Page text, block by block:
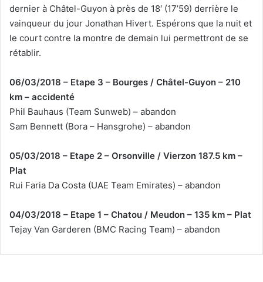
dernier à Châtel-Guyon à près de 18′ (17’59) derrière le
vainqueur du jour Jonathan Hivert. Espérons que la nuit et
le court contre la montre de demain lui permettront de se
rétablir.
06/03/2018 – Etape 3 – Bourges / Châtel-Guyon – 210
km – accidenté
Phil Bauhaus (Team Sunweb) – abandon
Sam Bennett (Bora – Hansgrohe) – abandon
05/03/2018 – Etape 2 – Orsonville / Vierzon 187.5 km –
Plat
Rui Faria Da Costa (UAE Team Emirates) – abandon
04/03/2018 – Etape 1 – Chatou / Meudon – 135 km – Plat
Tejay Van Garderen (BMC Racing Team) – abandon